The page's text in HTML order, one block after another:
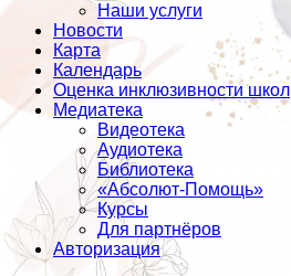
Наши услуги
Новости
Карта
Календарь
Оценка инклюзивности школ
Медиатека
Видеотека
Аудиотека
Библиотека
«Абсолют-Помощь»
Курсы
Для партнёров
Авторизация